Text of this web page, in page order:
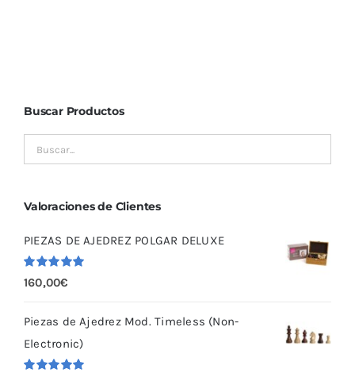
Buscar Productos
Valoraciones de Clientes
PIEZAS DE AJEDREZ POLGAR DELUXE
Valorado
con 5.00
160,00€
Piezas de Ajedrez Mod. Timeless (Non-
Electronic)